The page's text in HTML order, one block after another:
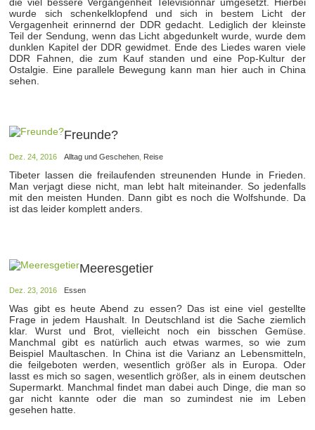
wurde sich schenkelklopfend und sich in bestem Licht der
Vergagenheit erinnernd der DDR gedacht. Lediglich der kleinste
Teil der Sendung, wenn das Licht abgedunkelt wurde, wurde dem
dunklen Kapitel der DDR gewidmet. Ende des Liedes waren viele
DDR Fahnen, die zum Kauf standen und eine Pop-Kultur der
Ostalgie. Eine parallele Bewegung kann man hier auch in China
sehen.
Freunde?
Dez. 24, 2016 Alltag und Geschehen Reise
Tibeter lassen die freilaufenden streunenden Hunde in Frieden.
Man verjagt diese nicht, man lebt halt miteinander. So jedenfalls
mit den meisten Hunden. Dann gibt es noch die Wolfshunde. Da
ist das leider komplett anders.
Meeresgetier
Dez. 23, 2016 Essen
Was gibt es heute Abend zu essen? Das ist eine viel gestellte
Frage in jedem Haushalt. In Deutschland ist die Sache ziemlich
klar. Wurst und Brot, vielleicht noch ein bisschen Gemüse.
Manchmal gibt es natürlich auch etwas warmes, so wie zum
Beispiel Maultaschen. In China ist die Varianz an Lebensmitteln,
die feilgeboten werden, wesentlich größer als in Europa. Oder
lasst es mich so sagen, wesentlich größer, als in einem deutschen
Supermarkt. Manchmal findet man dabei auch Dinge, die man so
gar nicht kannte oder die man so zumindest nie im Leben
gesehen hatte.